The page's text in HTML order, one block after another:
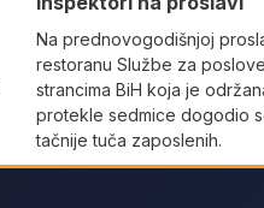
Na prednovogodišnjoj
restoranu Službe za
strancima BiH koja je
protekle sedmice dogodio
tačnije tuča zaposlenih.